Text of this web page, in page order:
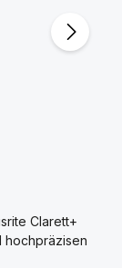
Clarett+
hochpräzisen